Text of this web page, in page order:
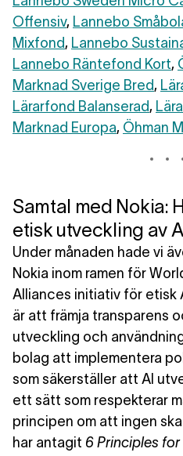
Offensiv, Lannebo
Mixfond, Lannebo
Lannebo Räntefond Kort,
Marknad Sverige Bred,
Lärarfond Balanserad,
Marknad Europa, Öhman
Samtal med Nokia:
etisk utveckling av
Under månaden hade vi
Nokia inom ramen för
Alliances initiativ för etisk
är att främja transparens
utveckling och
bolag att implementera
som säkerställer att AI
ett sätt som respekterar
principen om att ingen
har antagit 6 Principles